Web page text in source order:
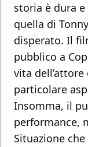
storia è dura
quella di
disperato. Il
pubblico a
vita dell’attore
particolare
Insomma, il
performance,
Situazione